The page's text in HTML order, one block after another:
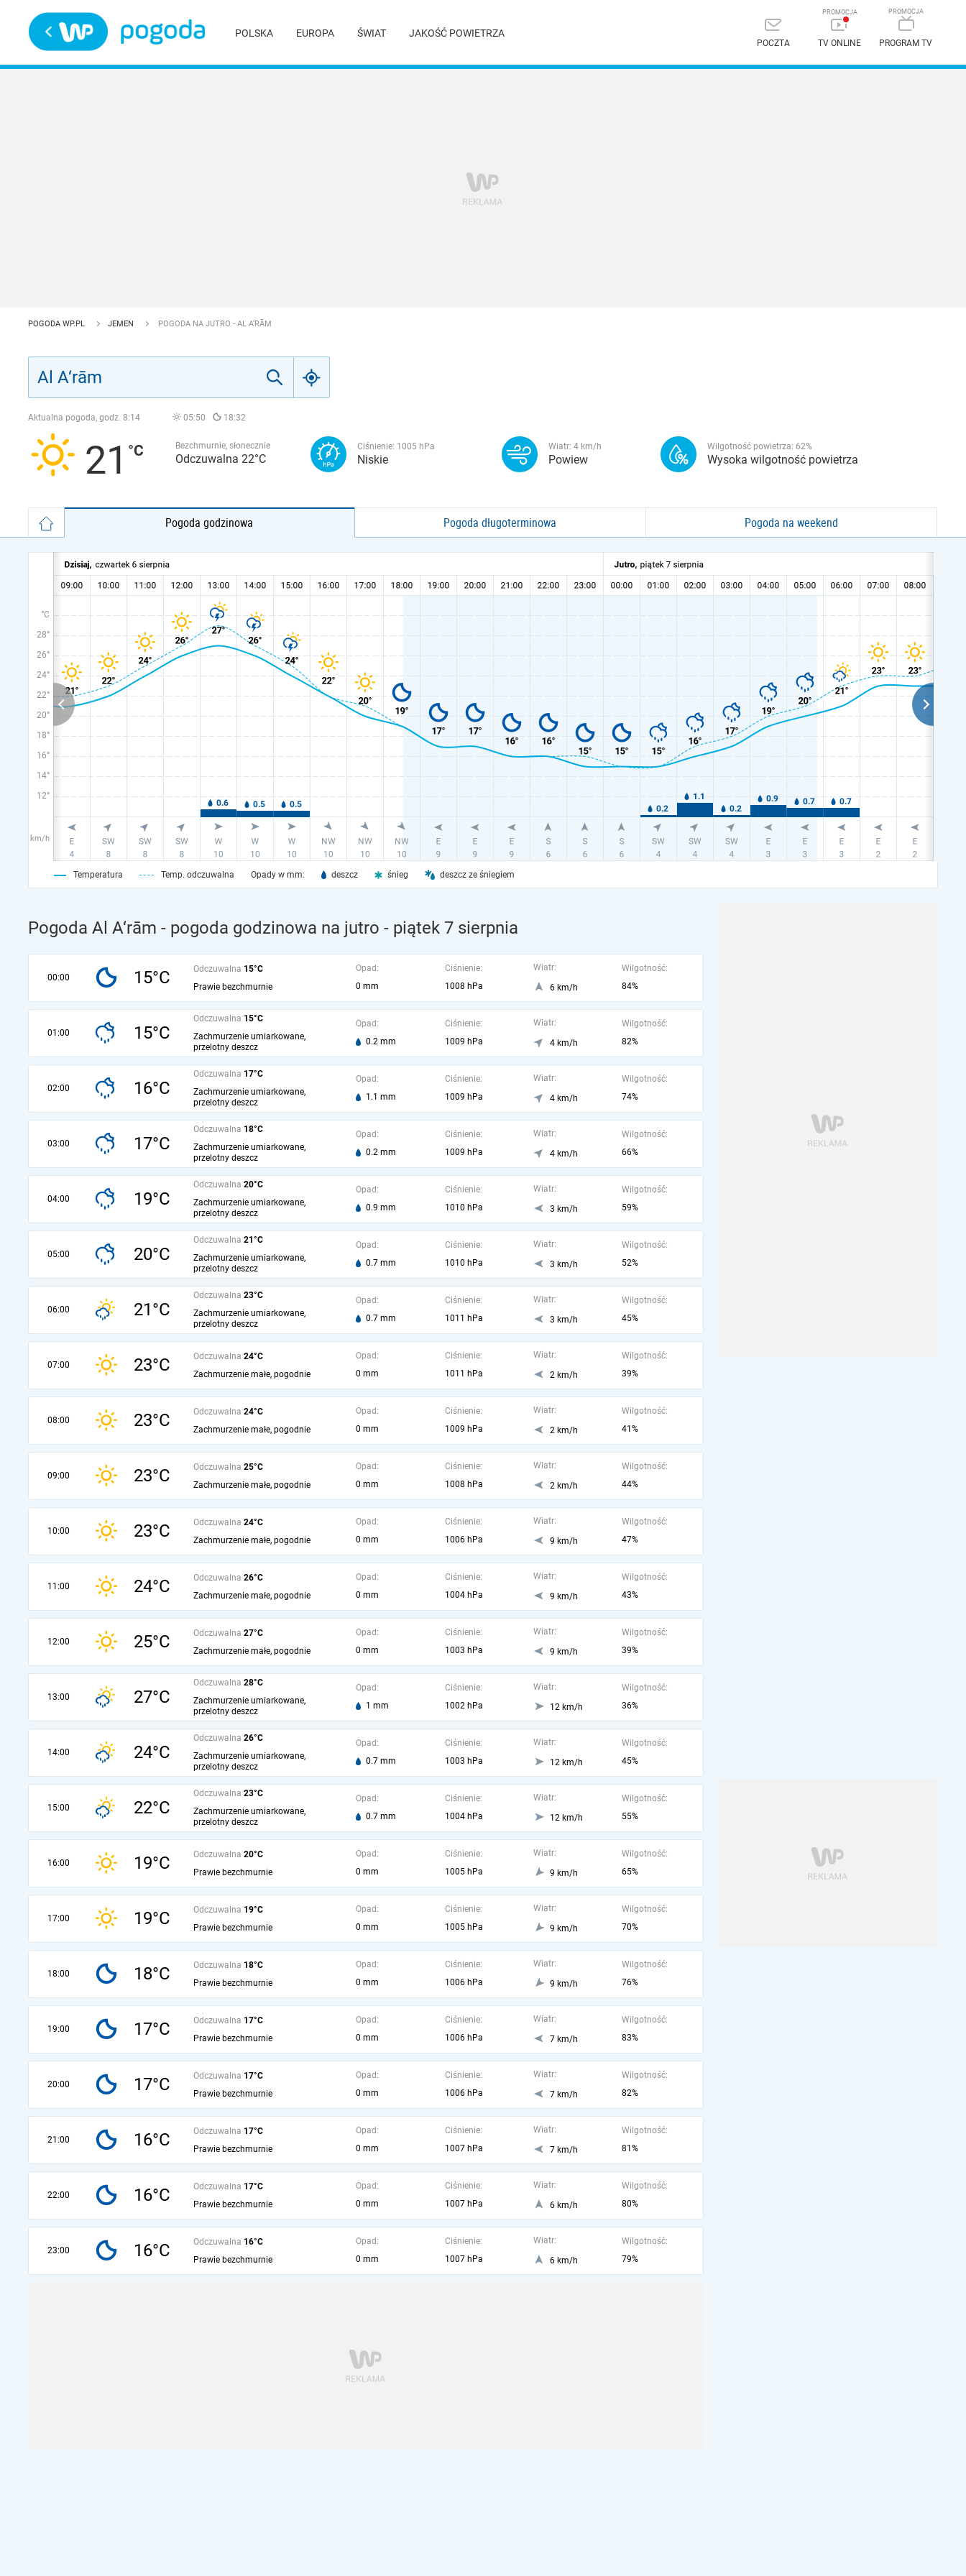
POLSKA EUROPA ŚWIAT JAKOŚĆ POWIETRZA
POCZTA TV ONLINE PROGRAM TV
POGODA WP.PL JEMEN POGODA NA JUTRO - AL A‘RĀM
Aktualna pogoda, godz. 8:14 05:50 18:32
21 Bezchmurnie, słonecznie
Odczuwalna 22°C
Ciśnienie: 1005 hPa
Niskie
Wiatr: 4 km/h
Powiew
Wilgotność powietrza: 62%
Wysoka wilgotność powietrza
Pogoda godzinowa Pogoda długoterminowa Pogoda na weekend
°C
28°
26°
24°
22°
20°
18°
16°
14°
12°
km/h
Temperatura Temp. odczuwalna Opady w mm: deszcz śnieg deszcz ze śniegiem
Pogoda Al A‘rām - pogoda godzinowa na jutro - piątek 7 sierpnia
00:00 15°C Odczuwalna 15°C
Prawie bezchmurnie
Opad:
0 mm
Ciśnienie:
1008 hPa
Wiatr:
6 km/h
Wilgotność:
84%
01:00 15°C
Odczuwalna 15°C
Zachmurzenie umiarkowane,
przelotny deszcz
Opad:
0.2 mm
Ciśnienie:
1009 hPa
Wiatr:
4 km/h
Wilgotność:
82%
02:00 16°C
Odczuwalna 17°C
Zachmurzenie umiarkowane,
przelotny deszcz
Opad:
1.1 mm
Ciśnienie:
1009 hPa
Wiatr:
4 km/h
Wilgotność:
74%
03:00 17°C
Odczuwalna 18°C
Zachmurzenie umiarkowane,
przelotny deszcz
Opad:
0.2 mm
Ciśnienie:
1009 hPa
Wiatr:
4 km/h
Wilgotność:
66%
04:00 19°C
Odczuwalna 20°C
Zachmurzenie umiarkowane,
przelotny deszcz
Opad:
0.9 mm
Ciśnienie:
1010 hPa
Wiatr:
3 km/h
Wilgotność:
59%
05:00 20°C
Odczuwalna 21°C
Zachmurzenie umiarkowane,
przelotny deszcz
Opad:
0.7 mm
Ciśnienie:
1010 hPa
Wiatr:
3 km/h
Wilgotność:
52%
06:00 21°C
Odczuwalna 23°C
Zachmurzenie umiarkowane,
przelotny deszcz
Opad:
0.7 mm
Ciśnienie:
1011 hPa
Wiatr:
3 km/h
Wilgotność:
45%
07:00 23°C Odczuwalna 24°C
Zachmurzenie małe, pogodnie
Opad:
0 mm
Ciśnienie:
1011 hPa
Wiatr:
2 km/h
Wilgotność:
39%
08:00 23°C Odczuwalna 24°C
Zachmurzenie małe, pogodnie
Opad:
0 mm
Ciśnienie:
1009 hPa
Wiatr:
2 km/h
Wilgotność:
41%
09:00 23°C Odczuwalna 25°C
Zachmurzenie małe, pogodnie
Opad:
0 mm
Ciśnienie:
1008 hPa
Wiatr:
2 km/h
Wilgotność:
44%
10:00 23°C Odczuwalna 24°C
Zachmurzenie małe, pogodnie
Opad:
0 mm
Ciśnienie:
1006 hPa
Wiatr:
9 km/h
Wilgotność:
47%
11:00 24°C Odczuwalna 26°C
Zachmurzenie małe, pogodnie
Opad:
0 mm
Ciśnienie:
1004 hPa
Wiatr:
9 km/h
Wilgotność:
43%
12:00 25°C Odczuwalna 27°C
Zachmurzenie małe, pogodnie
Opad:
0 mm
Ciśnienie:
1003 hPa
Wiatr:
9 km/h
Wilgotność:
39%
13:00 27°C
Odczuwalna 28°C
Zachmurzenie umiarkowane,
przelotny deszcz
Opad:
1 mm
Ciśnienie:
1002 hPa
Wiatr:
12 km/h
Wilgotność:
36%
14:00 24°C
Odczuwalna 26°C
Zachmurzenie umiarkowane,
przelotny deszcz
Opad:
0.7 mm
Ciśnienie:
1003 hPa
Wiatr:
12 km/h
Wilgotność:
45%
15:00 22°C
Odczuwalna 23°C
Zachmurzenie umiarkowane,
przelotny deszcz
Opad:
0.7 mm
Ciśnienie:
1004 hPa
Wiatr:
12 km/h
Wilgotność:
55%
16:00 19°C Odczuwalna 20°C
Prawie bezchmurnie
Opad:
0 mm
Ciśnienie:
1005 hPa
Wiatr:
9 km/h
Wilgotność:
65%
17:00 19°C Odczuwalna 19°C
Prawie bezchmurnie
Opad:
0 mm
Ciśnienie:
1005 hPa
Wiatr:
9 km/h
Wilgotność:
70%
18:00 18°C Odczuwalna 18°C
Prawie bezchmurnie
Opad:
0 mm
Ciśnienie:
1006 hPa
Wiatr:
9 km/h
Wilgotność:
76%
19:00 17°C Odczuwalna 17°C
Prawie bezchmurnie
Opad:
0 mm
Ciśnienie:
1006 hPa
Wiatr:
7 km/h
Wilgotność:
83%
20:00 17°C Odczuwalna 17°C
Prawie bezchmurnie
Opad:
0 mm
Ciśnienie:
1006 hPa
Wiatr:
7 km/h
Wilgotność:
82%
21:00 16°C Odczuwalna 17°C
Prawie bezchmurnie
Opad:
0 mm
Ciśnienie:
1007 hPa
Wiatr:
7 km/h
Wilgotność:
81%
22:00 16°C Odczuwalna 17°C
Prawie bezchmurnie
Opad:
0 mm
Ciśnienie:
1007 hPa
Wiatr:
6 km/h
Wilgotność:
80%
23:00 16°C Odczuwalna 16°C
Prawie bezchmurnie
Opad:
0 mm
Ciśnienie:
1007 hPa
Wiatr:
6 km/h
Wilgotność:
79%